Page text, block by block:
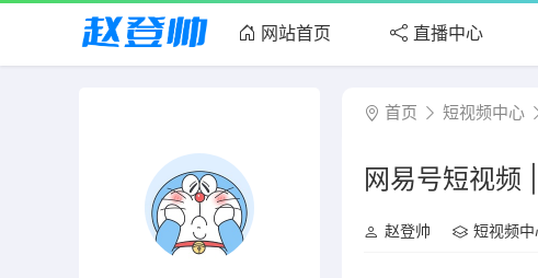
网站首页 直播中心
首页 短视频中心
网易号短视频
赵登帅 短视频中